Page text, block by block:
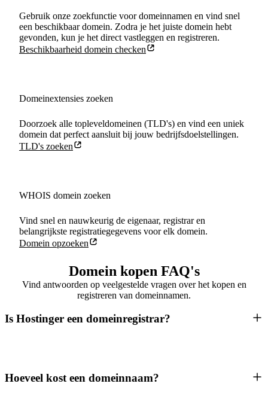
Gebruik onze zoekfunctie voor domeinnamen en vind snel
een beschikbaar domein. Zodra je het juiste domein hebt
gevonden, kun je het direct vastleggen en registreren.
Beschikbaarheid domein checken
Domeinextensies zoeken
Doorzoek alle topleveldomeinen (TLD's) en vind een uniek
domein dat perfect aansluit bij jouw bedrijfsdoelstellingen.
TLD's zoeken
WHOIS domein zoeken
Vind snel en nauwkeurig de eigenaar, registrar en
belangrijkste registratiegegevens voor elk domein.
Domein opzoeken
Domein kopen FAQ's
Vind antwoorden op veelgestelde vragen over het kopen en
registreren van domeinnamen.
Is Hostinger een domeinregistrar?
Hoeveel kost een domeinnaam?